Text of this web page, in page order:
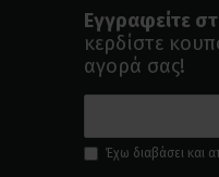
Εγγραφείτε
κερδίστε
αγορά σας!
Έχω διαβάσει και